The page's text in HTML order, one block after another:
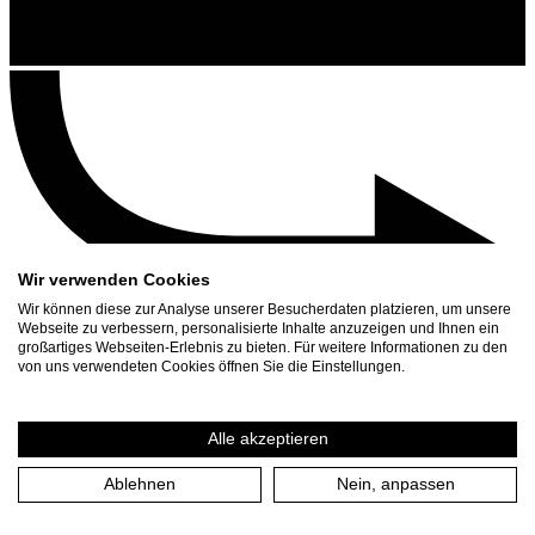
Kontakt
Presse Download
Wir verwenden Cookies
Wir können diese zur Analyse unserer Besucherdaten platzieren, um unsere
Webseite zu verbessern, personalisierte Inhalte anzuzeigen und Ihnen ein
großartiges Webseiten-Erlebnis zu bieten. Für weitere Informationen zu den
von uns verwendeten Cookies öffnen Sie die Einstellungen.
Alle akzeptieren
Ablehnen Nein, anpassen